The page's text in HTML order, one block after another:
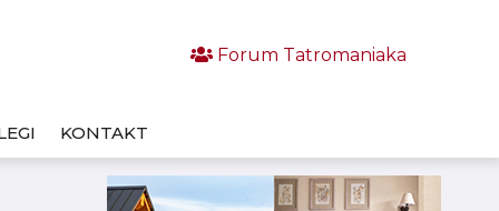
Forum Tatromaniaka
KONTAKT